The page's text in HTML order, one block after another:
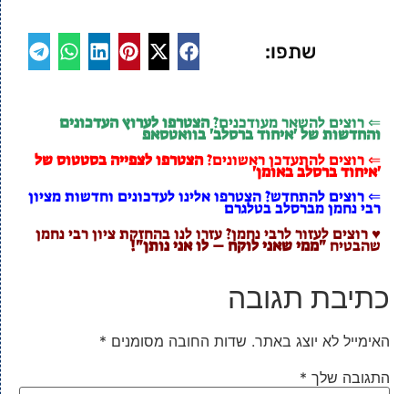
שתפו:
⇐ רוצים להשאר מעודכנים?הצטרפו לערוץ העדכונים
והחדשות של 'איחוד ברסלב' בוואטסאפ
⇐ רוצים להתעדכן ראשונים?הצטרפו לצפייה בסטטוס של
'איחוד ברסלב באומן'
⇐ רוצים להתחדש? הצטרפו אלינו לעדכונים וחדשות מציון
רבי נחמן מברסלב בטלגרם
♥ רוצים לעזור לרבי נחמן? עזרו לנו בהחזקת ציון רבי נחמן
שהבטיח"ממי שאני לוקח – לו אני נותן"!
כתיבת תגובה
האימייל לא יוצג באתר. שדות החובה מסומנים *
התגובה שלך *